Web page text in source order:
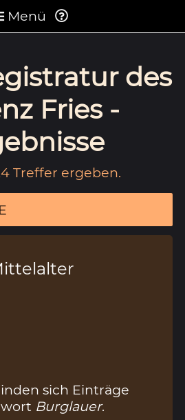
Menü
des
Fries -
Treffer ergeben.
sich Einträge
Burglauer.